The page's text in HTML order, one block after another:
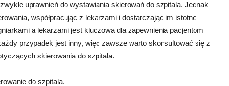
uprawnień do wystawiania skierowań do szpitala. Jednak
współpracując z lekarzami i dostarczając im istotne
a lekarzami jest kluczowa dla zapewnienia pacjentom
przypadek jest inny, więc zawsze warto skonsultować się z
skierowania do szpitala.
do szpitala.